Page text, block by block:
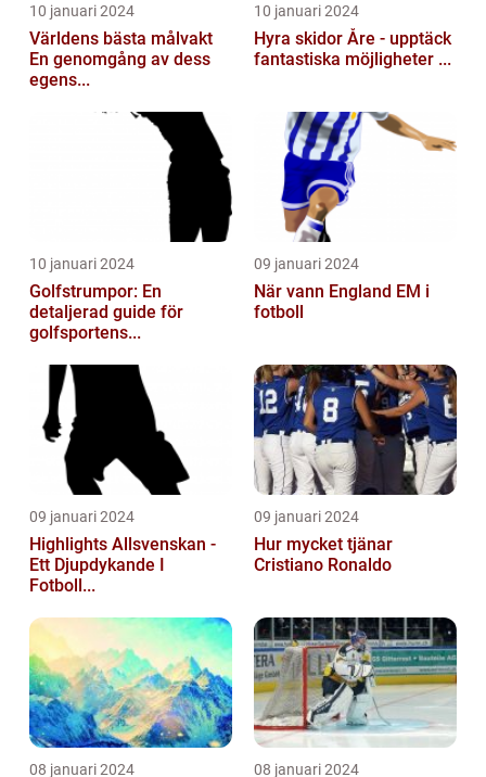
10 januari 2024
Världens bästa målvakt
En genomgång av dess
egens...
10 januari 2024
Hyra skidor Åre - upptäck
fantastiska möjligheter ...
10 januari 2024
Golfstrumpor: En
detaljerad guide för
golfsportens...
09 januari 2024
När vann England EM i
fotboll
09 januari 2024
Highlights Allsvenskan -
Ett Djupdykande I
Fotboll...
09 januari 2024
Hur mycket tjänar
Cristiano Ronaldo
08 januari 2024 08 januari 2024